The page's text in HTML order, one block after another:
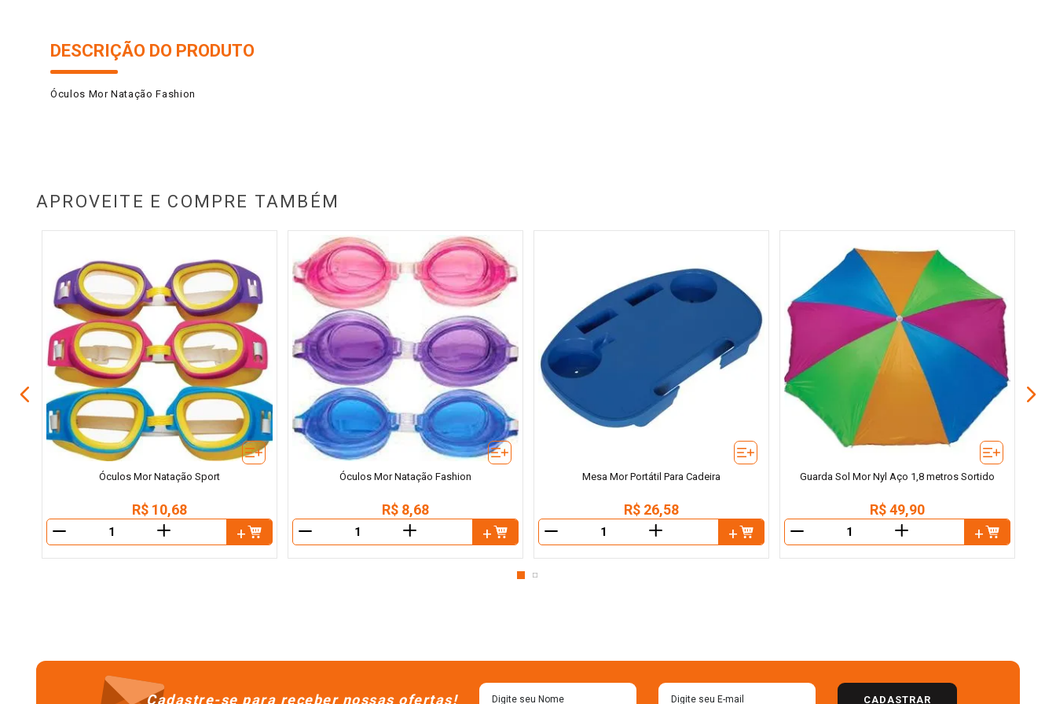
DESCRIÇÃO DO PRODUTO
Óculos Mor Natação Fashion
APROVEITE E COMPRE TAMBÉM
Óculos Mor Natação Sport
R$ 10,68
＋
Óculos Mor Natação Fashion
R$ 8,68
＋
Mesa Mor Portátil Para Cadeira
R$ 26,58
＋
Guarda Sol Mor Nyl Aço 1,8 metros Sortido
R$ 49,90
＋
Cadastre-se para receber nossas ofertas! CADASTRAR